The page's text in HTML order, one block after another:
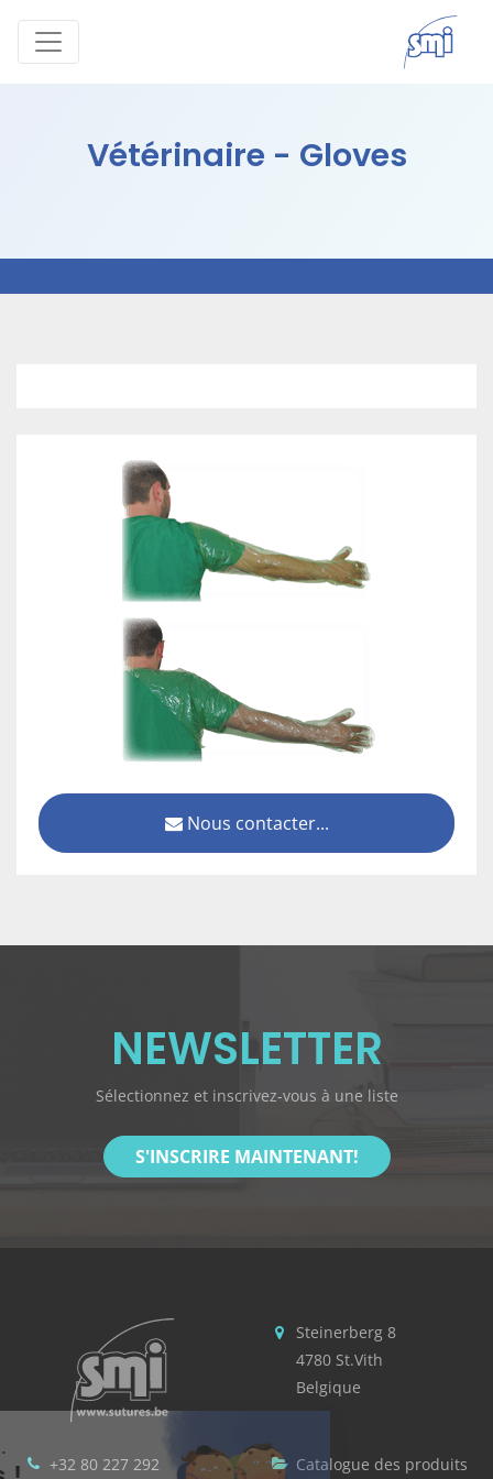
Vétérinaire - Gloves
Nous contacter...
NEWSLETTER
Sélectionnez et inscrivez-vous à une liste
S'INSCRIRE MAINTENANT!
Steinerberg 8
4780 St.Vith
Belgique
+32 80 227 292 Catalogue des produits
c'est nous...